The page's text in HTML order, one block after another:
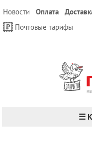
Новости Оплата
Почтовые тарифы
☰